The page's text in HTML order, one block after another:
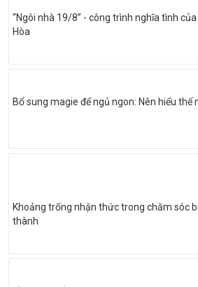
“Ngôi nhà 19/8” - công trình nghĩa tình
Hòa
Bổ sung magie để ngủ ngon: Nên hiểu thế
Khoảng trống nhận thức trong chăm sóc
thành